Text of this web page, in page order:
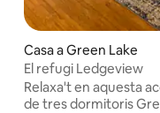
Casa a Green Lake
El refugi Ledgeview
Relaxa't en aquesta
de tres dormitoris